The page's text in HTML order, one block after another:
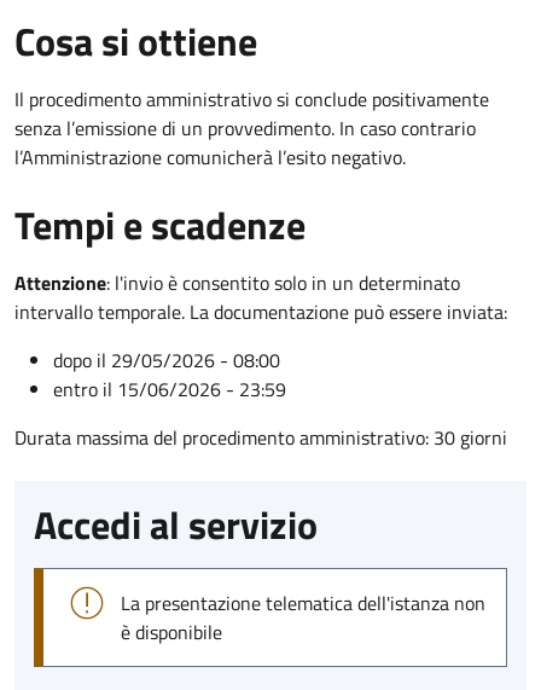
Cosa si ottiene
Il procedimento amministrativo si conclude positivamente
senza l’emissione di un provvedimento. In caso contrario
l’Amministrazione comunicherà l’esito negativo.
Tempi e scadenze
Attenzione: l'invio è consentito solo in un determinato
intervallo temporale. La documentazione può essere inviata:
dopo il 29/05/2026 - 08:00
entro il 15/06/2026 - 23:59
Durata massima del procedimento amministrativo: 30 giorni
Accedi al servizio
La presentazione telematica dell'istanza non
è disponibile